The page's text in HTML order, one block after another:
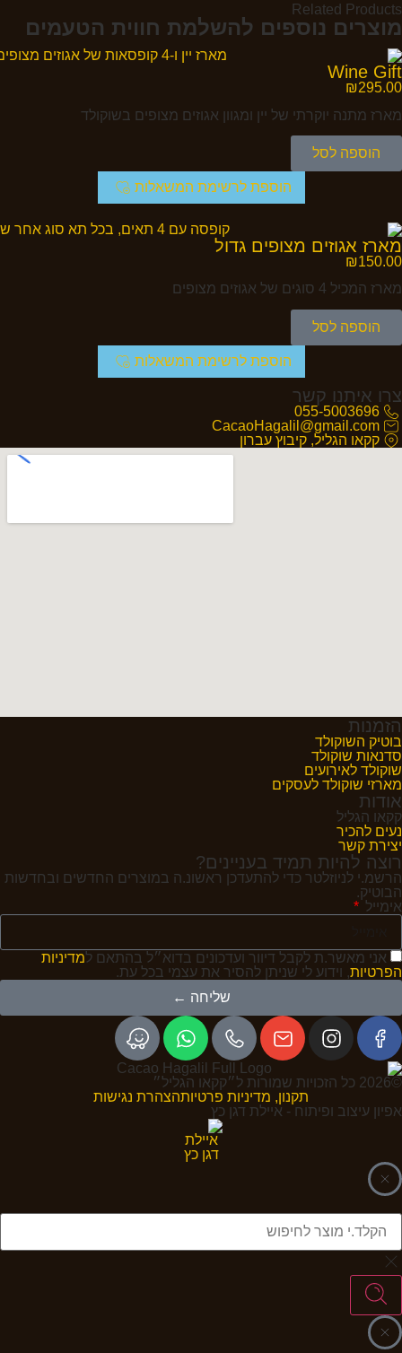
Related Products
מוצרים נוספים להשלמת חווית הטעמים
Wine Gift
₪295.00
מארז מתנה יוקרתי של יין ומגוון אגוזים מצופים בשוקולד
הוספה לסל
הוספת לרשימת המשאלות
מארז אגוזים מצופים גדול
₪150.00
מארז המכיל 4 סוגים של אגוזים מצופים
הוספה לסל
הוספת לרשימת המשאלות
צרו איתנו קשר
055-5003696
CacaoHagalil@gmail.com
קקאו הגליל, קיבוץ עברון
הזמנות
בוטיק השוקולד
סדנאות שוקולד
שוקולד לאירועים
מארזי שוקולד לעסקים
אודות
קקאו הגליל
נעים להכיר
יצירת קשר
רוצה להיות תמיד בעניינים?
הרשמ.י לניוזלטר כדי להתעדכן ראשונ.ה במוצרים החדשים ובחדשות
הבוטיק.
אימייל
אני מאשר.ת לקבל דיוור ועדכונים בדוא״ל בהתאם למדיניות
הפרטיות, וידוע לי שניתן להסיר את עצמי בכל עת.
שליחה ←
©2026 כל הזכויות שמורות ל״קקאו הגליל״
תקנון, מדיניות פרטיותהצהרת נגישות
אפיון עיצוב ופיתוח - איילת דגן כץ